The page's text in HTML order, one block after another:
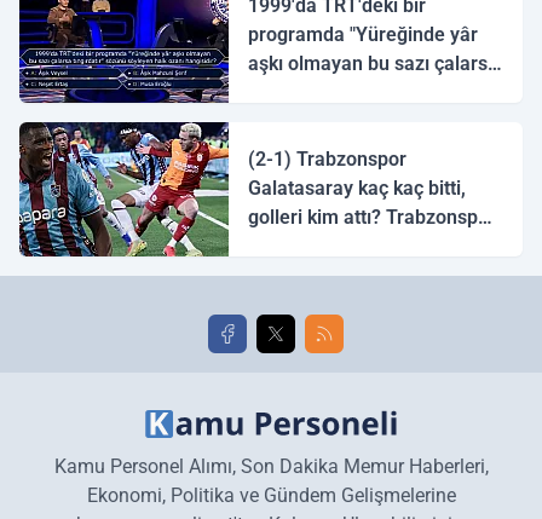
1999'da TRT'deki bir
programda "Yüreğinde yâr
aşkı olmayan bu sazı çalarsa
(2-1) Trabzonspor
Galatasaray kaç kaç bitti,
golleri kim attı? Trabzonspor
golleri!
Kamu Personel Alımı, Son Dakika Memur Haberleri,
Ekonomi, Politika ve Gündem Gelişmelerine